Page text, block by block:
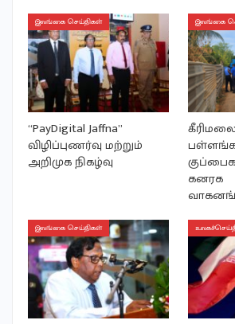
இலங்கை செய்திகள்
“PayDigital Jaffna”
விழிப்புணர்வு மற்றும்
அறிமுக நிகழ்வு
இலங்கை
கனரக
இலங்கை செய்திகள்